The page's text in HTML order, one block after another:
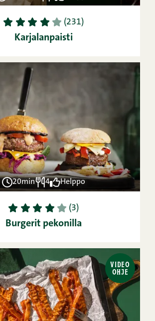
1 2 3 4 5 (231)
Karjalanpaisti
20min 4 Helppo
1 2 3 4 5 (3)
Burgerit pekonilla
VIDEO
OHJE